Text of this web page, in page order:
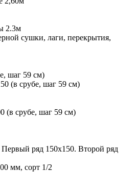
2.3м
сушки, лаги, перекрытия,
шаг 59 см)
(в срубе, шаг 59 см)
(в срубе, шаг 59 см)
ряд 150x150. Второй ряд
мм, сорт 1/2